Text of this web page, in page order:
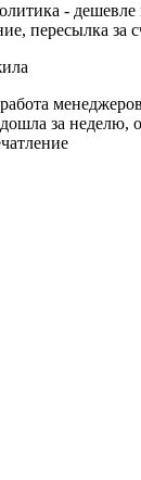
-
пересылка за
за неделю,